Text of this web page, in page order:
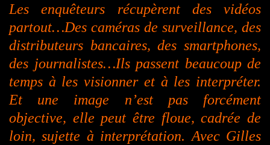
Les enquêteurs récupèrent des vidéos
partout…Des caméras de surveillance, des
distributeurs bancaires, des smartphones,
des journalistes…Ils passent beaucoup de
temps à les visionner et à les interpréter.
Et une image n’est pas forcément
objective, elle peut être floue, cadrée de
loin, sujette à interprétation. Avec Gilles